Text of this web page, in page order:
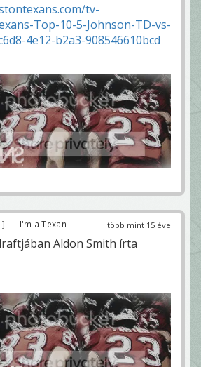
tv-
Top-10-5-Johnson-TD-vs-
4e12-b2a3-908546610bcd
több mint 15 éve
— I'm a Texan
Aldon Smith írta